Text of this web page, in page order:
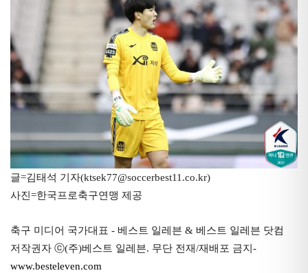
글=김태석 기자(ktsek77@soccerbest11.co.kr)
사진=한국프로축구연맹 제공
축구 미디어 국가대표 - 베스트 일레븐 & 베스트 일레븐 닷컴
저작권자 ⓒ(주)베스트 일레븐. 무단 전재/재배포 금지-
www.besteleven.com